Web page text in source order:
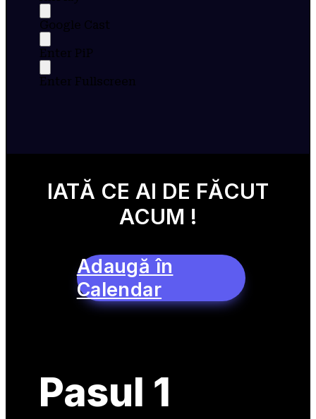
Google Cast
Enter PiP
Enter Fullscreen
Pasul 1
Adaugă în
Calendar
IATĂ CE AI DE FĂCUT
ACUM !